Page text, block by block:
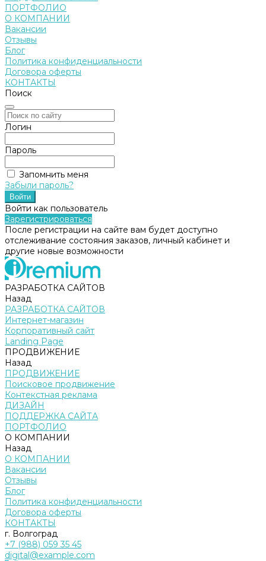
ПОРТФОЛИО
О КОМПАНИИ
Вакансии
Отзывы
Блог
Политика конфиденциальности
Договора оферты
КОНТАКТЫ
Поиск
Логин
Пароль
Запомнить меня
Забыли пароль?
Войти как пользователь
Зарегистрироваться
После регистрации на сайте вам будет доступно
отслеживание состояния заказов, личный кабинет и
другие новые возможности
РАЗРАБОТКА САЙТОВ
Назад
РАЗРАБОТКА САЙТОВ
Интернет-магазин
Корпоративный сайт
Landing Page
ПРОДВИЖЕНИЕ
Назад
ПРОДВИЖЕНИЕ
Поисковое продвижение
Контекстная реклама
ДИЗАЙН
ПОДДЕРЖКА САЙТА
ПОРТФОЛИО
О КОМПАНИИ
Назад
О КОМПАНИИ
Вакансии
Отзывы
Блог
Политика конфиденциальности
Договора оферты
КОНТАКТЫ
г. Волгоград
+7 (988) 059 35 45
digital@example.com